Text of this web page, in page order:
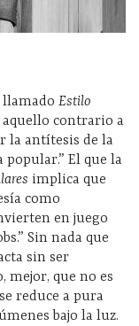
llamado Estilo
contrario a
la antítesis de la
El que la
implica que
como
en juego
Sin nada que
sin ser
que no es
reduce a pura
bajo la luz.